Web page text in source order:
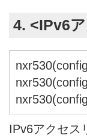
4. <IPv6
IPv6アクセス